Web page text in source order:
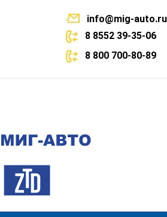
info@mig-auto.ru
8 8552 39-35-06
8 800 700-80-89